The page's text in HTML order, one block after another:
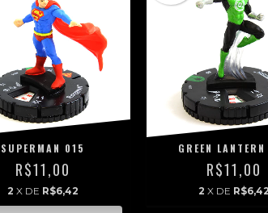
SUPERMAN 015
R$11,00
2 X DE R$6,42
GREEN
R$11,00
2 X DE R$6,42